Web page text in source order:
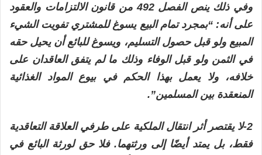
وفي ذلك ينص الفصل 492 من قانون الالتزامات والعقود
على أنه: “بمجرد تمام البيع يسوغ للمشتري تفويت الشيء
المبيع ولو قبل حصول التسليم، ويسوغ للبائع أن يحيل حقه
في الثمن ولو قبل الوفاء وذلك ما لم يتفق العاقدان على
خلافه، ولا يعمل بهذا الحكم في بيوع المواد الغذائية
المنعقدة بين المسلمين”.
2-لا يقتصر أثر انتقال الملكية على طرفي العلاقة التعاقدية
فقط، بل يمتد أيضًا إلى ورثتهما. فلا حق لورثة البائع في